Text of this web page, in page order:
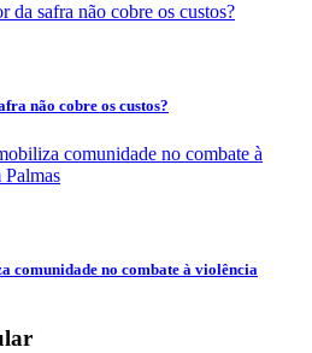
não cobre os custos?
comunidade no combate à violência